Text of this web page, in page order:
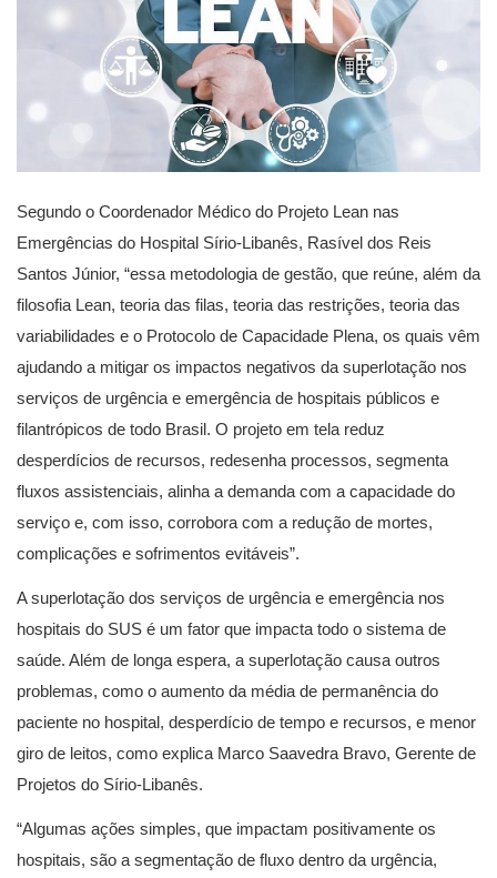
Segundo o Coordenador Médico do Projeto Lean nas
Emergências do Hospital Sírio-Libanês, Rasível dos Reis
Santos Júnior, “essa metodologia de gestão, que reúne, além da
filosofia Lean, teoria das filas, teoria das restrições, teoria das
variabilidades e o Protocolo de Capacidade Plena, os quais vêm
ajudando a mitigar os impactos negativos da superlotação nos
serviços de urgência e emergência de hospitais públicos e
filantrópicos de todo Brasil. O projeto em tela reduz
desperdícios de recursos, redesenha processos, segmenta
fluxos assistenciais, alinha a demanda com a capacidade do
serviço e, com isso, corrobora com a redução de mortes,
complicações e sofrimentos evitáveis”.
A superlotação dos serviços de urgência e emergência nos
hospitais do SUS é um fator que impacta todo o sistema de
saúde. Além de longa espera, a superlotação causa outros
problemas, como o aumento da média de permanência do
paciente no hospital, desperdício de tempo e recursos, e menor
giro de leitos, como explica Marco Saavedra Bravo, Gerente de
Projetos do Sírio-Libanês.
“Algumas ações simples, que impactam positivamente os
hospitais, são a segmentação de fluxo dentro da urgência,